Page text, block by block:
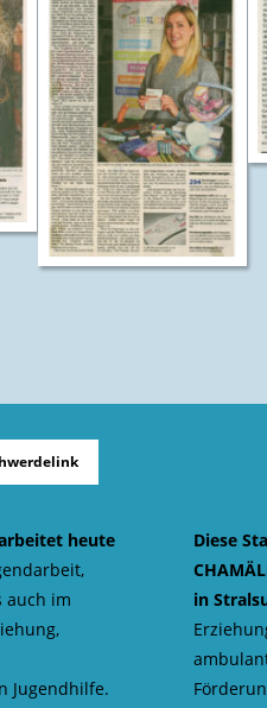
heute
auch im
Jugendhilfe.
Diese
in